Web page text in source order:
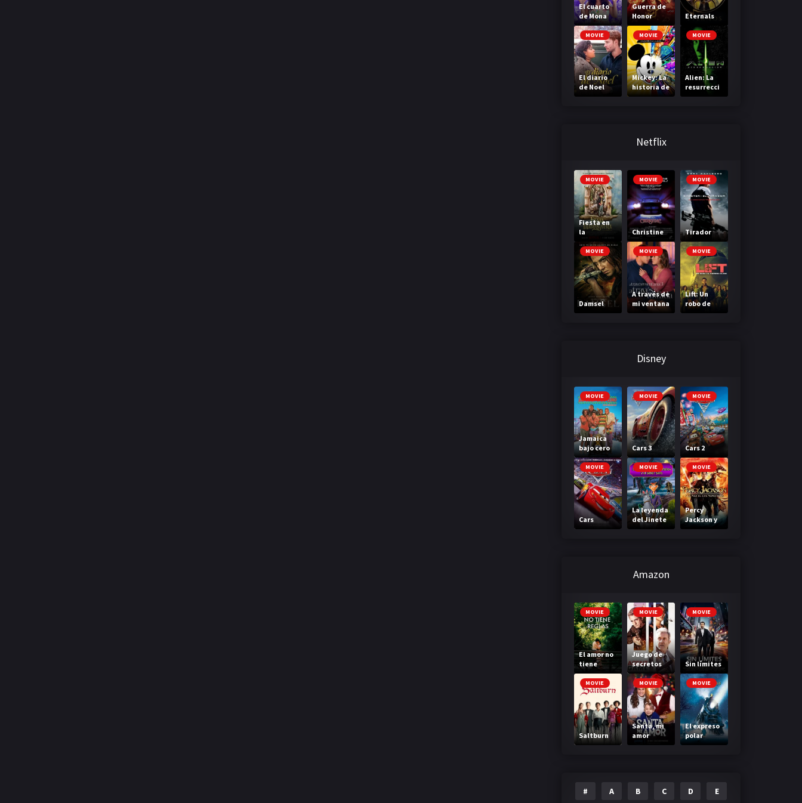
El cuarto
de Mona
Guerra de
Honor
Eternals
MOVIE
El diario
de Noel
MOVIE
Mickey: La
historia de
un ratón
MOVIE
Alien: La
resurrecci
ón
Netflix
MOVIE
Fiesta en
la
Madriguer
a
MOVIE
Christine
MOVIE
Tirador
MOVIE
Damsel
MOVIE
A través de
mi ventana
3: A través
MOVIE
Lift: Un
robo de
primera
Disney
MOVIE
Jamaica
bajo cero
MOVIE
Cars 3
MOVIE
Cars 2
MOVIE
Cars
MOVIE
La leyenda
del Jinete
sin cabeza
MOVIE
Percy
Jackson y
el mar de
Amazon
MOVIE
El amor no
tiene
reglas
MOVIE
Juego de
secretos
MOVIE
Sin límites
MOVIE
Saltburn
MOVIE
Santa, mi
amor
MOVIE
El expreso
polar
# A B C D E